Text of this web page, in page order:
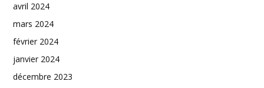
avril 2024
mars 2024
février 2024
janvier 2024
décembre 2023